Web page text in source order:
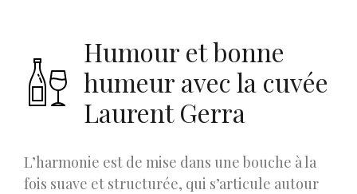
Humour et bonne
humeur avec la cuvée
Laurent Gerra
L’harmonie est de mise dans une bouche à la
fois suave et structurée, qui s’articule autour